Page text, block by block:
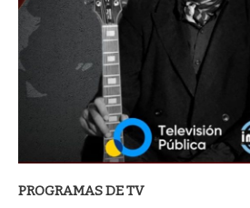
PROGRAMAS DE TV